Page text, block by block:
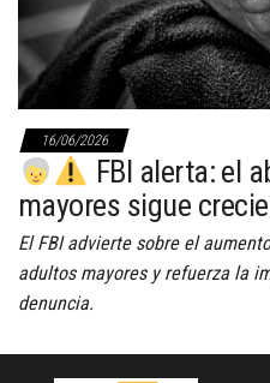
16/06/2026
FBI alerta: el
mayores sigue
El FBI advierte sobre el
adultos mayores y refuerza la
denuncia.